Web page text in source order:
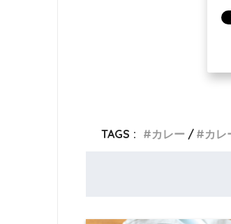
TAGS :
カレー カレ